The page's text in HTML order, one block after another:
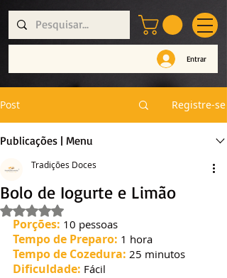
Entrar
Post Registre-se
Publicações | Menu
Bolo de Iogurte e Limão
Tradições Doces
Avaliado com NaN de 5 estrelas.
Porções: 10 pessoas
Tempo de Preparo: 1 hora
Tempo de Cozedura: 25 minutos
Dificuldade: Fácil